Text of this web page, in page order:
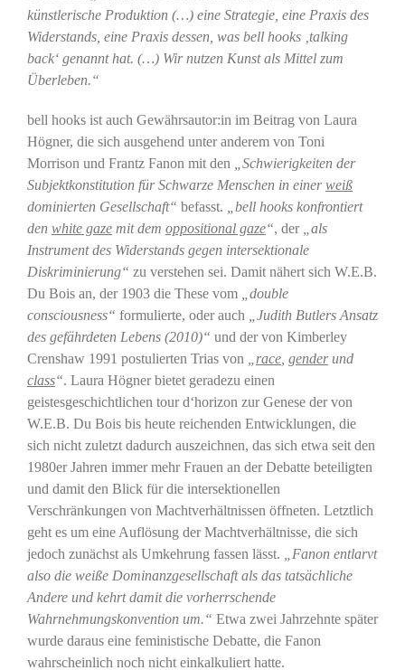
künstlerische Produktion (…) eine Strategie, eine Praxis des
Widerstands, eine Praxis dessen, was bell hooks ‚talking
back‘ genannt hat. (…) Wir nutzen Kunst als Mittel zum
Überleben.“
bell hooks ist auch Gewährsautor:in im Beitrag von Laura
Högner, die sich ausgehend unter anderem von Toni
Morrison und Frantz Fanon mit den
„Schwierigkeiten der
Subjektkonstitution für Schwarze Menschen in einerweiß
dominierten Gesellschaft“ befasst.
„bell hooks konfrontiert
den white gazemit dem oppositional gaze“, der
„als
Instrument des Widerstands gegen intersektionale
Diskriminierung“ zu verstehen sei. Damit nähert sich W.E.B.
Du Bois an, der 1903 die These vom
„double
consciousness“ formulierte, oder auch
„Judith Butlers Ansatz
des gefährdeten Lebens (2010)“ und der von Kimberley
Crenshaw 1991 postulierten Trias von
race, genderund
class“. Laura Högner bietet geradezu einen
geistesgeschichtlichen tour d‘horizon zur Genese der von
W.E.B. Du Bois bis heute reichenden Entwicklungen, die
sich nicht zuletzt dadurch auszeichnen, das sich etwa seit den
1980er Jahren immer mehr Frauen an der Debatte beteiligten
und damit den Blick für die intersektionellen
Verschränkungen von Machtverhältnissen öffneten. Letztlich
geht es um eine Auflösung der Machtverhältnisse, die sich
jedoch zunächst als Umkehrung fassen lässt.
„Fanon entlarvt
also die weiße Dominanzgesellschaft als das tatsächliche
Andere und kehrt damit die vorherrschende
Wahrnehmungskonvention um.“ Etwa zwei Jahrzehnte später
wurde daraus eine feministische Debatte, die Fanon
wahrscheinlich noch nicht einkalkuliert hatte.